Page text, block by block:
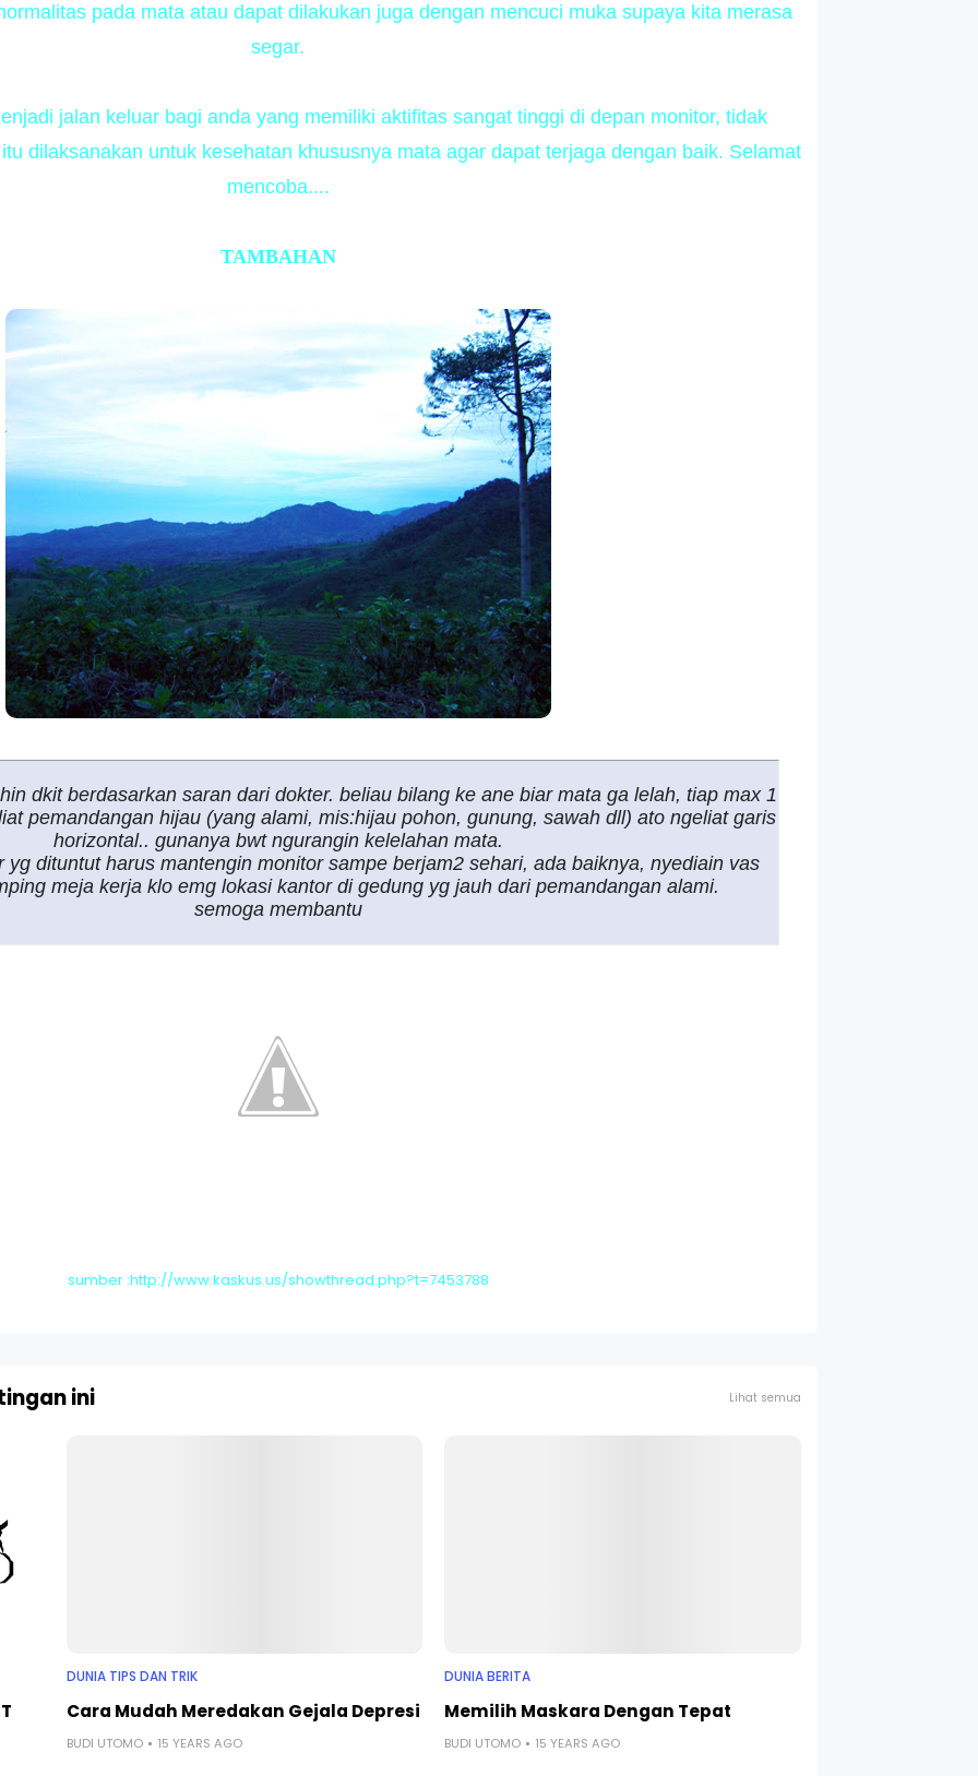
pada mata atau dapat dilakukan juga dengan mencuci muka supaya kita merasa
segar.
jalan keluar bagi anda yang memiliki aktifitas sangat tinggi di depan monitor, tidak
dilaksanakan untuk kesehatan khususnya mata agar dapat terjaga dengan baik. Selamat
mencoba....
TAMBAHAN
dkit berdasarkan saran dari dokter. beliau bilang ke ane biar mata ga lelah, tiap max 1
pemandangan hijau (yang alami, mis:hijau pohon, gunung, sawah dll) ato ngeliat garis
horizontal.. gunanya bwt ngurangin kelelahan mata.
yg dituntut harus mantengin monitor sampe berjam2 sehari, ada baiknya, nyediain vas
meja kerja klo emg lokasi kantor di gedung yg jauh dari pemandangan alami.
semoga membantu
sumber :http://www.kaskus.us/showthread.php?t=7453788
ini Lihat semua
DUNIA TIPS DAN TRIK
Cara Mudah Meredakan Gejala Depresi
BUDI UTOMO 15 YEARS AGO
DUNIA BERITA
Memilih Maskara Dengan Tepat
BUDI UTOMO 15 YEARS AGO